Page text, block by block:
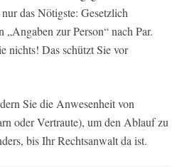
das Nötigste: Gesetzlich
zur Person“ nach Par.
nichts! Das schützt Sie vor
Sie die Anwesenheit von
oder Vertraute), um den Ablauf zu
bis Ihr Rechtsanwalt da ist.